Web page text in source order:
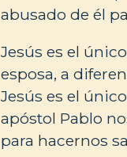
abusado de él
Jesús es el
esposa, a
Jesús es el
apóstol Pablo
para hacernos